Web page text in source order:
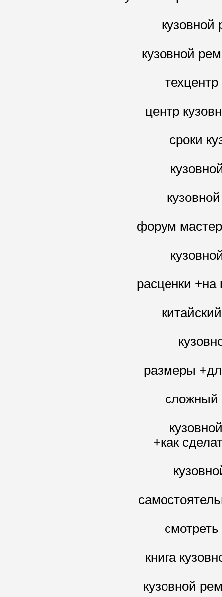
кузовной
кузовной
центр
сроки
форум
расценки +на
размеры
сложный
+как
книга
кузовной